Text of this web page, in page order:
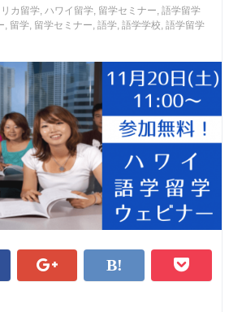
カ留学, ハワイ留学, 留学セミナー, 語学留学
, 留学, 留学セミナー, 語学, 語学学校, 語学留学